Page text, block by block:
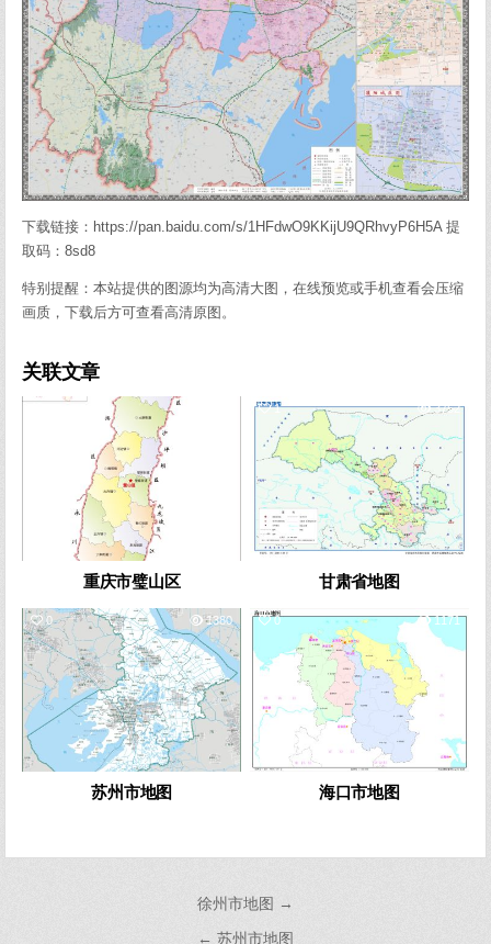
下载链接：https://pan.baidu.com/s/1HFdwO9KKijU9QRhvyP6H5A 提
取码：8sd8
特别提醒：本站提供的图源均为高清大图，在线预览或手机查看会压缩
画质，下载后方可查看高清原图。
关联文章
重庆市璧山区
1 3752
甘肃省地图
0 1380
苏州市地图
0 1171
海口市地图
徐州市地图 →
← 苏州市地图